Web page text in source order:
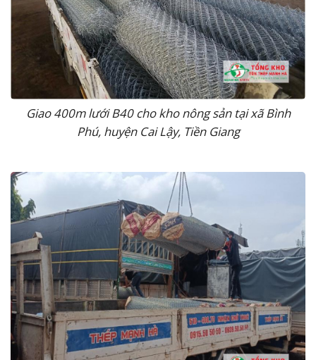
Giao 400m lưới B40 cho kho nông sản tại xã Bình
Phú, huyện Cai Lậy, Tiền Giang